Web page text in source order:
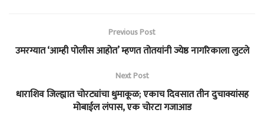
Previous Post
उमरग्यात ‘आम्ही पोलीस आहोत’ म्हणत तोतयांनी ज्येष्ठ नागरिकाला लुटले
Next Post
धाराशिव जिल्ह्यात चोरट्यांचा धुमाकूळ; एकाच दिवसात तीन दुचाक्यांसह
मोबाईल लंपास, एक चोरटा गजाआड